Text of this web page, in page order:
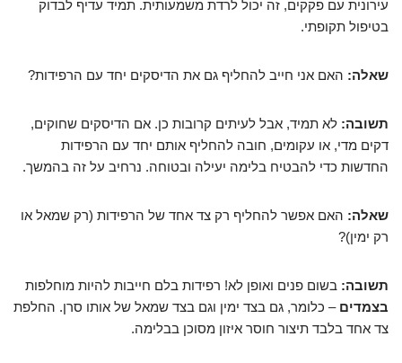
עירונית עם פקקים, זה יכול לרדת משמעותית. תמיד עדיף לבדוק
בטיפול תקופתי.
שאלה: האם אני חייב להחליף גם את הדיסקים יחד עם הרפידות?
תשובה: לא תמיד, אבל לעיתים קרובות כן. אם הדיסקים שחוקים,
דקים מדי, או עקומים, חובה להחליף אותם יחד עם הרפידות
החדשות כדי להבטיח בלימה יעילה ובטוחה. נרחיב על זה בהמשך.
שאלה: האם אפשר להחליף רק צד אחד של הרפידות (רק שמאל או
רק ימין)?
תשובה: בשום פנים ואופן לא! רפידות בלם חייבות להיות מוחלפות
בצמדים – כלומר, גם בצד ימין וגם בצד שמאל של אותו סרן. החלפת
צד אחד בלבד תיצור חוסר איזון מסוכן בבלימה.